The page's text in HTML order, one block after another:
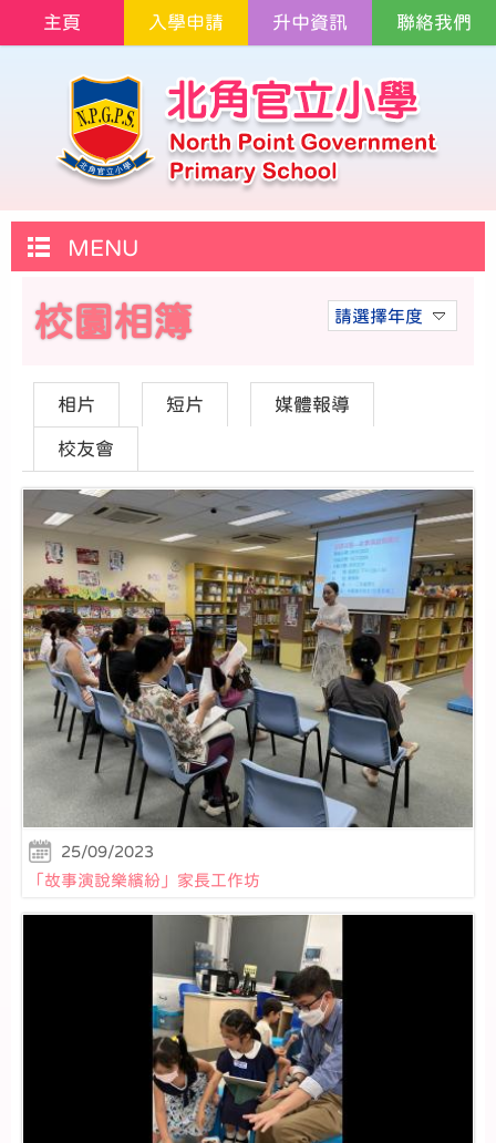
主頁 入學申請 升中資訊 聯絡我們
MENU
請選擇年度
校園相簿
相片 短片 媒體報導
校友會
25/09/2023
「故事演說樂繽紛」家長工作坊